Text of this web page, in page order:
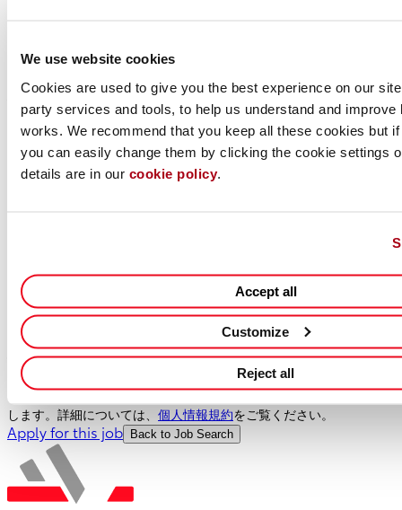
We use website cookies
Cookies are used to give you the best experience on our
party services and tools, to help us understand and improve
works. We recommend that you keep all these cookies but
you can easily change them by clicking the cookie settings
details are in our cookie policy.
Accept all
Customize
Reject all
いすることがございますので、あらかじめご了承ください。
・経験に基づく業界水準に見合った給与
・勤務時間 ：フレキシブルな勤務時間
・年次有給休暇：年間20日（初年度は入社月により日数が異なる）
・私傷病休暇：年間6日（初年度は入社月により日数が異なる）
・退職金制度
・レンタカーサポート
・社内研修制度（ソフトウェア学習・語学学習）
私たちのコミットメント
・当社は機会均等な雇用を実現し、多様性を尊重しています。
・お預かりした個人情報は、採用および入社手続きにのみ使用いた
します。詳細については、 個人情報規約をご覧ください。
Apply for this job Back to Job Search